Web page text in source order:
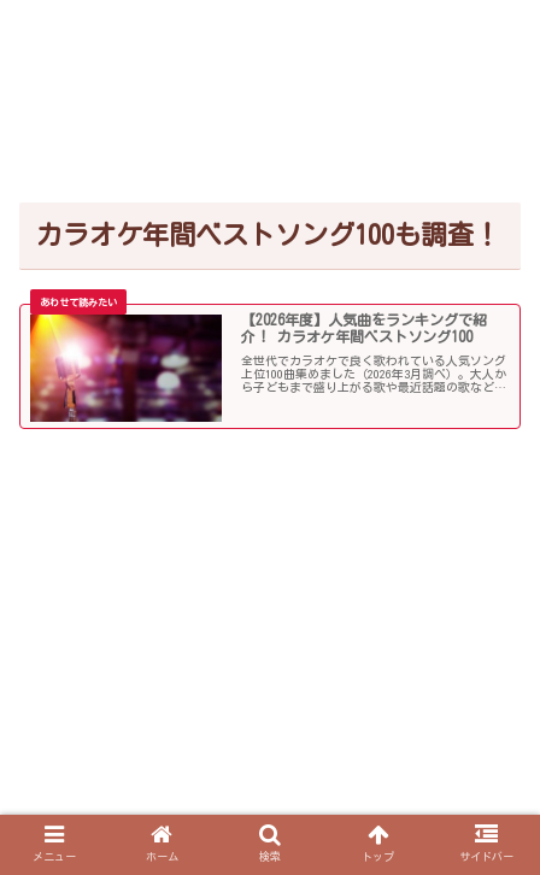
カラオケ年間ベストソング100も調査！
【2026年度】人気曲をランキングで紹
介！ カラオケ年間ベストソング100
全世代でカラオケで良く歌われている人気ソング
上位100曲集めました（2026年3月調べ）。大人か
ら子どもまで盛り上がる歌や最近話題の歌など豪
メニュー ホーム 検索 トップ サイドバー